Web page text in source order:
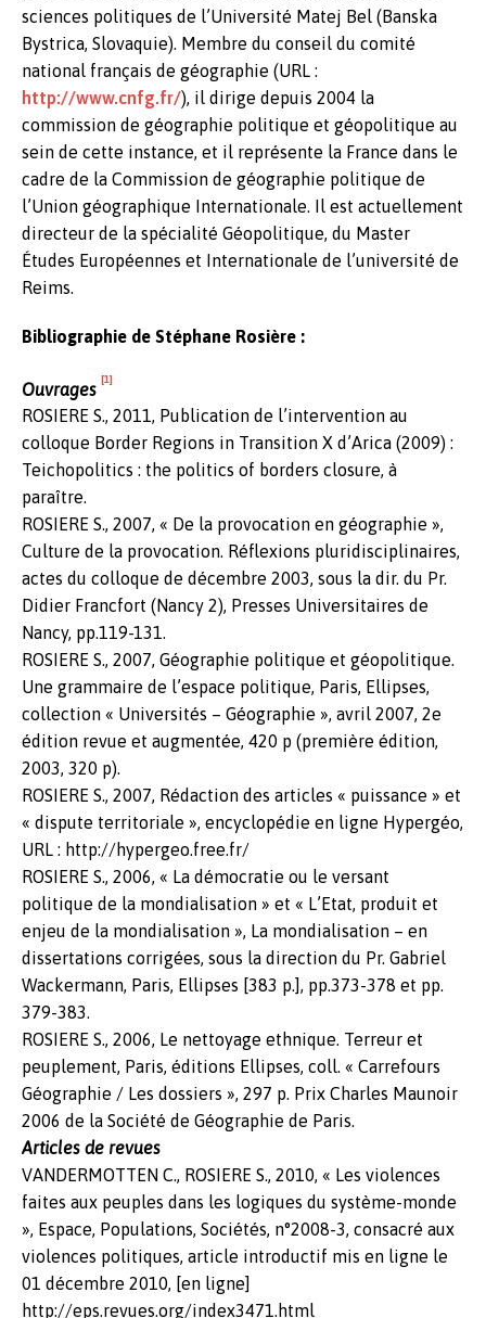
sciences politiques de l’Université Matej Bel (Banska
Bystrica, Slovaquie). Membre du conseil du comité
national français de géographie (URL :
http://www.cnfg.fr/), il dirige depuis 2004 la
commission de géographie politique et géopolitique au
sein de cette instance, et il représente la France dans le
cadre de la Commission de géographie politique de
l’Union géographique Internationale. Il est actuellement
directeur de la spécialité Géopolitique, du Master
Études Européennes et Internationale de l’université de
Reims.
Bibliographie de Stéphane Rosière :
Ouvrages [1]
ROSIERE S., 2011, Publication de l’intervention au
colloque Border Regions in Transition X d’Arica (2009) :
Teichopolitics : the politics of borders closure, à
paraître.
ROSIERE S., 2007, « De la provocation en géographie »,
Culture de la provocation. Réflexions pluridisciplinaires,
actes du colloque de décembre 2003, sous la dir. du Pr.
Didier Francfort (Nancy 2), Presses Universitaires de
Nancy, pp.119-131.
ROSIERE S., 2007, Géographie politique et géopolitique.
Une grammaire de l’espace politique, Paris, Ellipses,
collection « Universités – Géographie », avril 2007, 2e
édition revue et augmentée, 420 p (première édition,
2003, 320 p).
ROSIERE S., 2007, Rédaction des articles « puissance » et
« dispute territoriale », encyclopédie en ligne Hypergéo,
URL : http://hypergeo.free.fr/
ROSIERE S., 2006, « La démocratie ou le versant
politique de la mondialisation » et « L’Etat, produit et
enjeu de la mondialisation », La mondialisation – en
dissertations corrigées, sous la direction du Pr. Gabriel
Wackermann, Paris, Ellipses [383 p.], pp.373-378 et pp.
379-383.
ROSIERE S., 2006, Le nettoyage ethnique. Terreur et
peuplement, Paris, éditions Ellipses, coll. « Carrefours
Géographie / Les dossiers », 297 p. Prix Charles Maunoir
2006 de la Société de Géographie de Paris.
Articles de revues
VANDERMOTTEN C., ROSIERE S., 2010, « Les violences
faites aux peuples dans les logiques du système-monde
», Espace, Populations, Sociétés, n°2008-3, consacré aux
violences politiques, article introductif mis en ligne le
01 décembre 2010, [en ligne]
http://eps.revues.org/index3471.html